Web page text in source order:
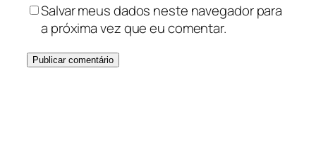
Salvar meus dados neste navegador para
a próxima vez que eu comentar.